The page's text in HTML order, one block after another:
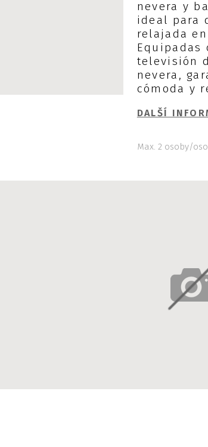
nevera y
ideal para
relajada
Equipadas
televisión
nevera,
cómoda y
DALŠÍ
Max. 2 osoby/